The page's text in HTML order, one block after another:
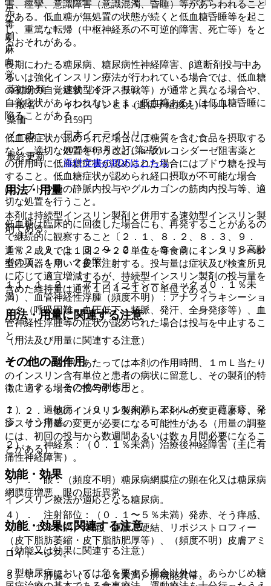
害、痙攣、意識障害（意識混濁、昏睡）等があらわれること
がある。低血糖が無処置の状態が続くと低血糖昏睡等を起こ
し、重篤な転帰（中枢神経系の不可逆的障害、死亡等）をと
るおそれがある。
長期にわたる糖尿病、糖尿病性神経障害、β遮断剤投与中あ
るいは強化インスリン療法が行われている場合では、低血糖
の初期の自覚症状（冷汗、振戦等）が通常と異なる場合や、
自覚症状があらわれないまま、低血糖あるいは低血糖昏睡に
陥ることがある。
低血糖症状が認められた場合には糖質を含む食品を摂取する
など、適切な処置を行うこと。α−グルコシダーゼ阻害薬と
の併用時に低血糖症状が認められた場合にはブドウ糖を投与
すること。低血糖症状が認められ経口摂取が不可能な場合
は、ブドウ糖の静脈内投与やグルカゴンの筋肉内投与等、適
切な処置を行うこと。
低血糖は臨床的に回復した場合にも、再発することがあるの
で継続的に観察すること〔２．１、８．２、８．３、９．
１．２、９．１．３、９．２．１、９．３．１、９．８高齢
者の項、１０．２参照〕。
１１．１．２． アナフィラキシーショック（０．１％未
満）、血管神経性浮腫（頻度不明）：アナフィラキシーショ
ック（呼吸困難、血圧低下、頻脈、発汗、全身発疹等）、血
管神経性浮腫等の症状が認められた場合は投与を中止するこ
と。
その他の副作用
１１．２． その他の副作用
１）． 過敏症：（０．１％未満）アレルギー、蕁麻疹、発
疹、そう痒感。
２）． 神経系：（０．１％未満）治療後神経障害（主に有
痛性神経障害）。
３）． 眼：（頻度不明）糖尿病網膜症の顕在化又は糖尿病
網膜症増悪、眼の屈折異常。
４）． 注射部位：（０．１〜５％未満）発赤、そう痒感、
（０．１％未満）疼痛、腫脹、硬結、リポジストロフィー
（皮下脂肪萎縮・皮下脂肪肥厚等）、（頻度不明）皮膚アミ
ロイドーシス。
５）． 肝臓：（０．１％未満）肝機能異常。
先
毒
劇
麻
向
覚
薬効分類
速効型インスリン
一般名
インスリンヒト (遺伝子組換え) キット
薬価
1159円
メーカー
日本イーライリリー
最終更新
2025年03月改訂(第2版)
添付文書のPDFはこちら
用法・用量
本剤は持続型インスリン製剤と併用する速効型インスリン製
剤である。
通常、成人では１回２〜２０単位を毎食前にインスリンペン
型注入器を用いて皮下注射する。投与量は症状及び検査所見
に応じて適宜増減するが、持続型インスリン製剤の投与量を
含めた維持量は通常１日４〜１００単位である。
用法・用量に関連する注意
（用法及び用量に関連する注意）
７．１． 適用にあたっては本剤の作用時間、１ｍＬ当たり
のインスリン含有単位と患者の病状に留意し、その製剤的特
徴に適する場合に投与すること。
７．２． 他のインスリン製剤から本剤への変更により、イ
ンスリン用量の変更が必要になる可能性がある（用量の調整
には、初回の投与から数週間あるいは数ヵ月間必要になるこ
とがある）。
効能・効果
インスリン療法が適応となる糖尿病。
効能・効果に関連する注意
（効能又は効果に関連する注意）
２型糖尿病においては急を要する場合以外は、あらかじめ糖